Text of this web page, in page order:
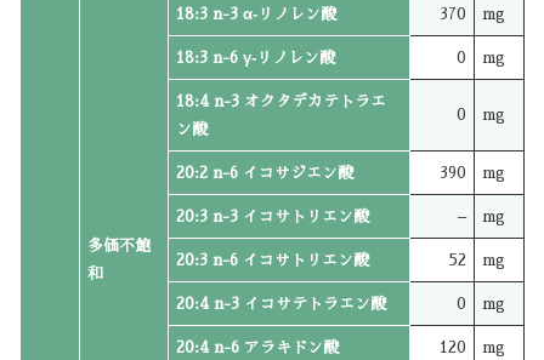
多価不飽
和
18:3 n-3 α‐リノレン酸 370 mg
18:3 n-6 γ‐リノレン酸 0 mg
18:4 n-3 オクタデカテトラエ
ン酸
0 mg
20:2 n-6 イコサジエン酸 390 mg
20:3 n-3 イコサトリエン酸 – mg
20:3 n-6 イコサトリエン酸 52 mg
20:4 n-3 イコサテトラエン酸 0 mg
20:4 n-6 アラキドン酸 120 mg